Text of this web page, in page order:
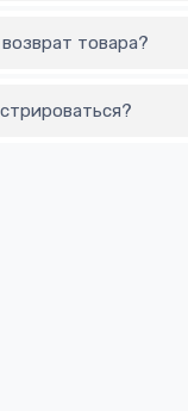
товара?